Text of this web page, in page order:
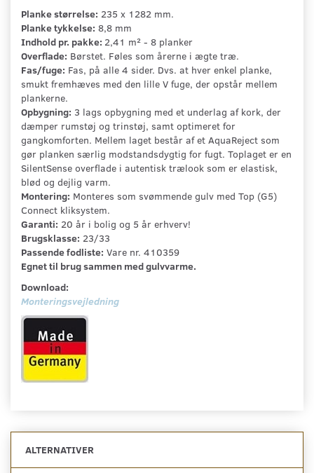
Planke størrelse: 235 x 1282 mm.
Planke tykkelse: 8,8 mm
Indhold pr. pakke: 2,41 m² - 8 planker
Overflade: Børstet. Føles som årerne i ægte træ.
Fas/fuge: Fas, på alle 4 sider. Dvs. at hver enkel planke,
smukt fremhæves med den lille V fuge, der opstår mellem
plankerne.
Opbygning: 3 lags opbygning med et underlag af kork, der
dæmper rumstøj og trinstøj, samt optimeret for
gangkomforten. Mellem laget består af et AquaReject som
gør planken særlig modstandsdygtig for fugt. Toplaget er en
SilentSense overflade i autentisk trælook som er elastisk,
blød og dejlig varm.
Montering: Monteres som svømmende gulv med Top (G5)
Connect kliksystem.
Garanti: 20 år i bolig og 5 år erhverv!
Brugsklasse: 23/33
Passende fodliste: Vare nr. 410359
Egnet til brug sammen med gulvvarme.
Download:
Monteringsvejledning
ALTERNATIVER